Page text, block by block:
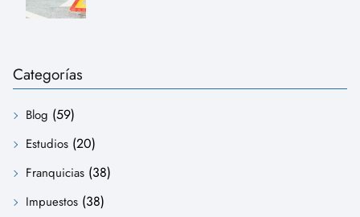
Categorías
Blog (59)
Estudios (20)
Franquicias (38)
Impuestos (38)